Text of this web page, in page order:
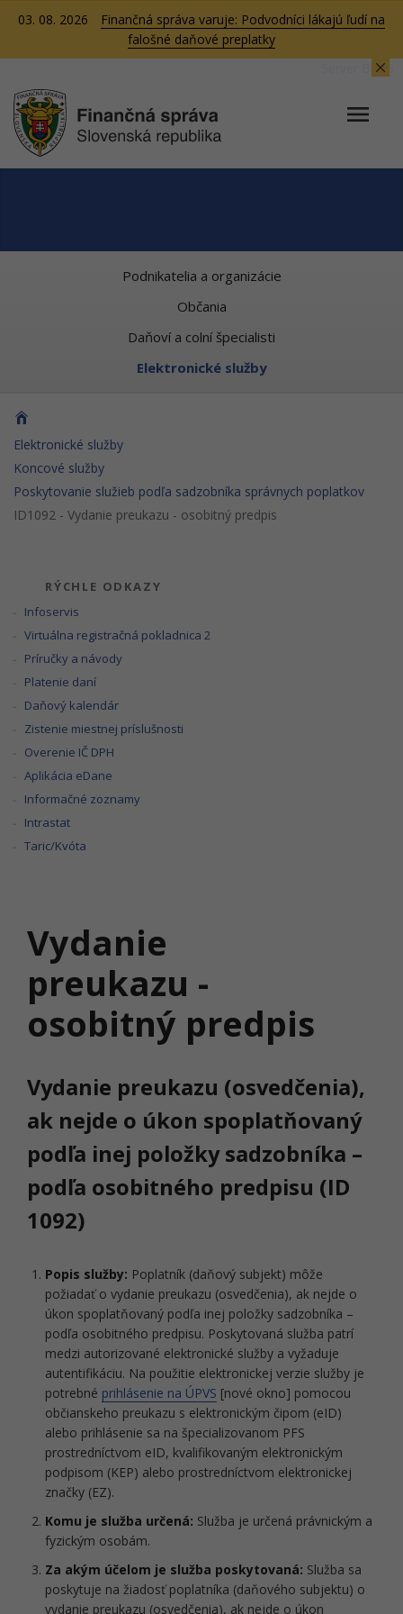
03. 08. 2026
Finančná správa varuje: Podvodníci lákajú ľudí na
falošné daňové preplatky
Server BB06
Podnikatelia a organizácie
Občania
Daňoví a colní špecialisti
Elektronické služby
Elektronické služby
Koncové služby
Poskytovanie služieb podľa sadzobníka správnych poplatkov
ID1092 - Vydanie preukazu - osobitný predpis
RÝCHLE ODKAZY
Infoservis
Virtuálna registračná pokladnica 2
Príručky a návody
Platenie daní
Daňový kalendár
Zistenie miestnej príslušnosti
Overenie IČ DPH
Aplikácia eDane
Informačné zoznamy
Intrastat
Taric/Kvóta
Vydanie
preukazu -
osobitný predpis
Vydanie preukazu (osvedčenia),
ak nejde o úkon spoplatňovaný
podľa inej položky sadzobníka –
podľa osobitného predpisu (ID
1092)
Popis služby: Poplatník (daňový subjekt) môže
požiadať o vydanie preukazu (osvedčenia), ak nejde o
úkon spoplatňovaný podľa inej položky sadzobníka –
podľa osobitného predpisu. Poskytovaná služba patrí
medzi autorizované elektronické služby a vyžaduje
autentifikáciu. Na použitie elektronickej verzie služby je
potrebné prihlásenie na ÚPVS [nové okno] pomocou
občianskeho preukazu s elektronickým čipom (eID)
alebo prihlásenie sa na špecializovanom PFS
prostredníctvom eID, kvalifikovaným elektronickým
podpisom (KEP) alebo prostredníctvom elektronickej
značky (EZ).
Komu je služba určená: Služba je určená právnickým a
fyzickým osobám.
Za akým účelom je služba poskytovaná: Služba sa
poskytuje na žiadosť poplatníka (daňového subjektu) o
vydanie preukazu (osvedčenia), ak nejde o úkon